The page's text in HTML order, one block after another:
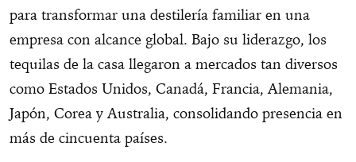
para transformar una destilería familiar en una
empresa con alcance global. Bajo su liderazgo, los
tequilas de la casa llegaron a mercados tan diversos
como Estados Unidos, Canadá, Francia, Alemania,
Japón, Corea y Australia, consolidando presencia en
más de cincuenta países.